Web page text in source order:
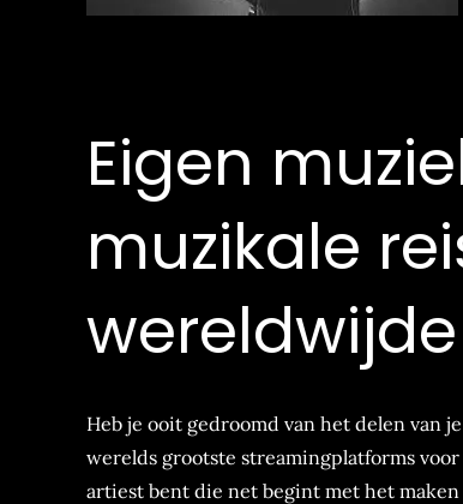
Eigen
muzikale
Heb je ooit gedroomd van het delen van
werelds grootste streamingplatforms
artiest bent die net begint met het